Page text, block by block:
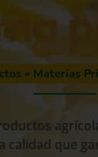
» Materias
que